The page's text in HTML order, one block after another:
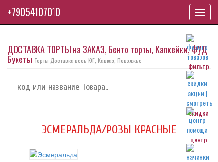
фильтр
скидки
центр
ДОСТАВКА ТОРТЫ на ЗАКАЗ, Бенто торты, Капкейки, ФУД
Букеты Торты Доставка весь ЮГ, Кавказ, Поволжье
ЭСМЕРАЛЬДА/РОЗЫ КРАСНЫЕ
+79054107010